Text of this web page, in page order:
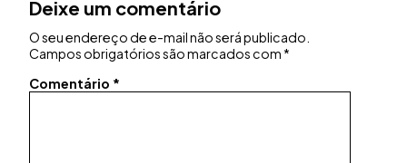
Deixe um comentário
O seu endereço de e-mail não será publicado.
Campos obrigatórios são marcados com*
Comentário *